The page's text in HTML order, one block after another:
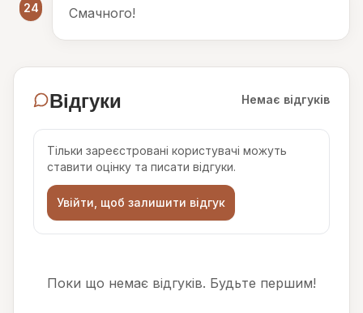
24 Смачного!
Відгуки Немає відгуків
Тільки зареєстровані користувачі можуть
ставити оцінку та писати відгуки.
Увійти, щоб залишити відгук
Поки що немає відгуків. Будьте першим!